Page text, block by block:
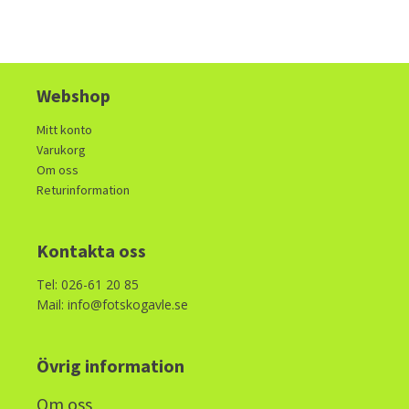
Webshop
Mitt konto
Varukorg
Om oss
Returinformation
Kontakta oss
Tel: 026-61 20 85
Mail: info@fotskogavle.se
Övrig information
Om oss